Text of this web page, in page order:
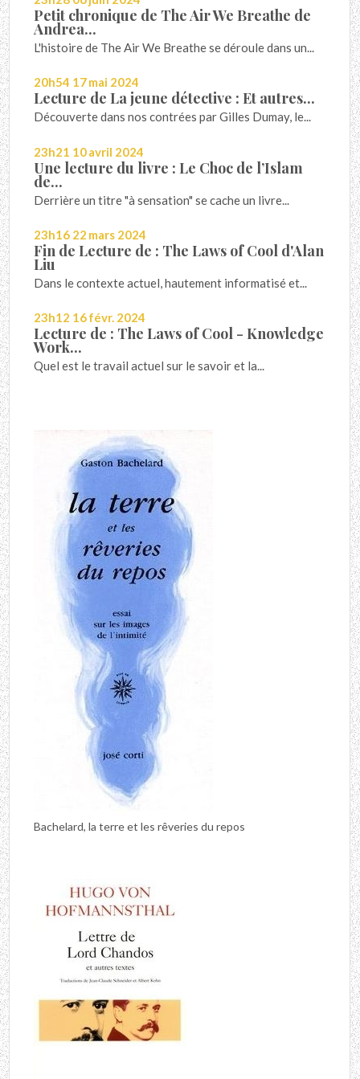
Petit chronique de The Air We Breathe de
Andrea...
L'histoire de The Air We Breathe se déroule dans un...
20h54 17mai 2024
Lecture de La jeune détective : Et autres...
Découverte dans nos contrées par Gilles Dumay, le...
23h21 10avril 2024
Une lecture du livre : Le Choc de l’Islam
de...
Derrière un titre "à sensation" se cache un livre...
23h16 22 mars 2024
Fin de Lecture de : The Laws of Cool d'Alan
Liu
Dans le contexte actuel, hautement informatisé et...
23h12 16févr. 2024
Lecture de : The Laws of Cool - Knowledge
Work...
Quel est le travail actuel sur le savoir et la...
Bachelard, la terre et les rêveries du repos